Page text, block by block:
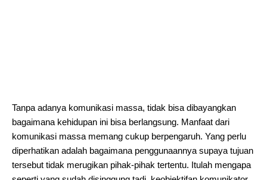
Tanpa adanya komunikasi massa, tidak bisa dibayangkan
bagaimana kehidupan ini bisa berlangsung. Manfaat dari
komunikasi massa memang cukup berpengaruh. Yang perlu
diperhatikan adalah bagaimana penggunaannya supaya tujuan
tersebut tidak merugikan pihak-pihak tertentu. Itulah mengapa